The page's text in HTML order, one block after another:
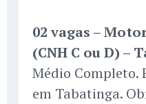
02 vagas –
(CNH C ou D) –
Médio Completo.
em Tabatinga.